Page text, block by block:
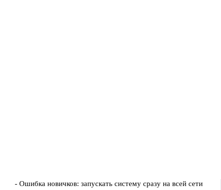
- Ошибка новичков: запускать систему сразу на всей сети